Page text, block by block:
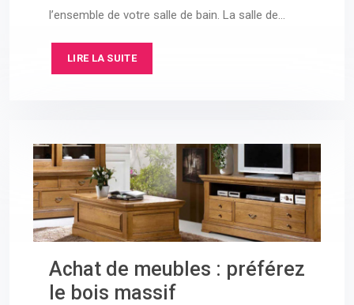
l’ensemble de votre salle de bain. La salle de…
LIRE LA SUITE
Achat de meubles : préférez
le bois massif